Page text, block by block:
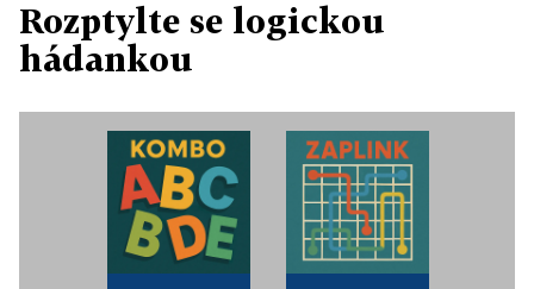
Rozptylte se logickou
hádankou